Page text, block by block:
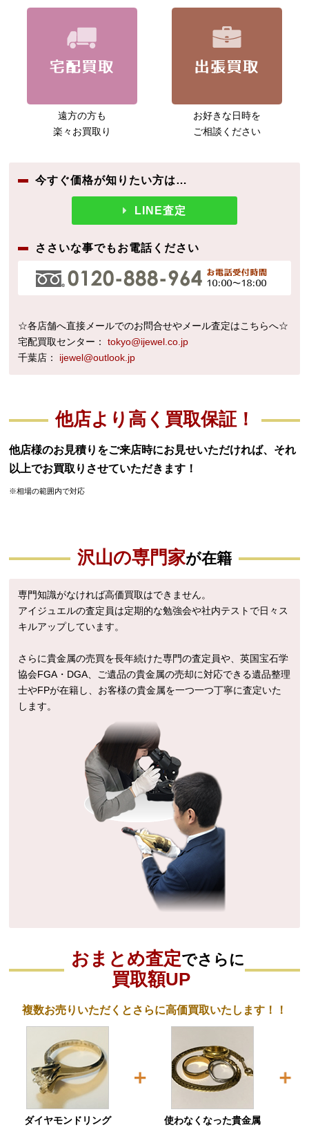
遠方の方も
楽々お買取り
お好きな日時を
ご相談ください
今すぐ価格が知りたい方は…
LINE査定
ささいな事でもお電話ください
☆各店舗へ直接メールでのお問合せやメール査定はこちらへ☆
宅配買取センター：tokyo@ijewel.co.jp
千葉店： ijewel@outlook.jp
他店より高く買取保証！
他店様のお見積りをご来店時にお見せいただければ、それ
以上でお買取りさせていただきます！
※相場の範囲内で対応
沢山の専門家が在籍
専門知識がなければ高価買取はできません。
アイジュエルの査定員は定期的な勉強会や社内テストで日々ス
キルアップしています。
さらに貴金属の売買を長年続けた専門の査定員や、英国宝石学
協会FGA・DGA、ご遺品の貴金属の売却に対応できる遺品整理
士やFPが在籍し、お客様の貴金属を一つ一つ丁寧に査定いた
します。
おまとめ査定でさらに
買取額UP
複数お売りいただくとさらに高価買取いたします！！
ダイヤモンドリング 使わなくなった貴金属